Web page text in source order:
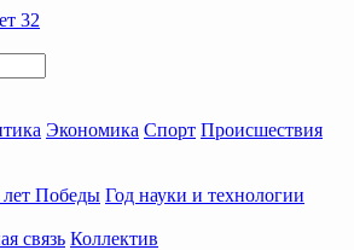
Экономика Спорт Происшествия
лет Победы Год науки и технологии
связь Коллектив